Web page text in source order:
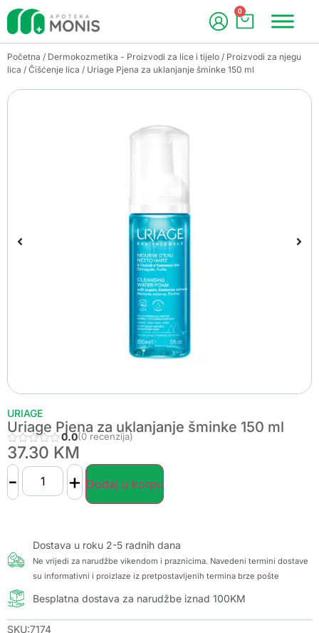
0
Početna / Dermokozmetika - Proizvodi za lice i tijelo / Proizvodi za njegu
lica / Čišćenje lica / Uriage Pjena za uklanjanje šminke 150 ml
URIAGE
Uriage Pjena za uklanjanje šminke 150 ml
0.0(0 recenzija)
37.30 KM
- + Dodaj u korpu
Dostava u roku 2-5 radnih dana
Ne vrijedi za narudžbe vikendom i praznicima. Navedeni termini dostave
su informativni i proizlaze iz pretpostavljenih termina brze pošte
Besplatna dostava za narudžbe iznad 100KM
SKU:7174